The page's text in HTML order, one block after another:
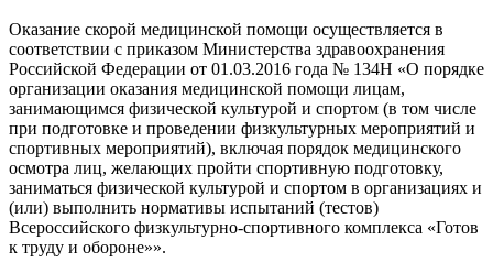
Оказание скорой медицинской помощи осуществляется в
соответствии с приказом Министерства здравоохранения
Российской Федерации от 01.03.2016 года № 134Н «О порядке
организации оказания медицинской помощи лицам,
занимающимся физической культурой и спортом (в том числе
при подготовке и проведении физкультурных мероприятий и
спортивных мероприятий), включая порядок медицинского
осмотра лиц, желающих пройти спортивную подготовку,
заниматься физической культурой и спортом в организациях и
(или) выполнить нормативы испытаний (тестов)
Всероссийского физкультурно-спортивного комплекса «Готов
к труду и обороне»».